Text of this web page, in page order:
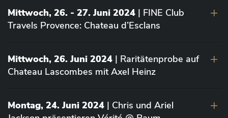
Mittwoch, 26. - 27. Juni 2024 | FINE Club
Travels Provence: Chateau d’Esclans
Mittwoch, 26. Juni 2024 | Raritätenprobe auf
Chateau Lascombes mit Axel Heinz
Montag, 24. Juni 2024 | Chris und Ariel